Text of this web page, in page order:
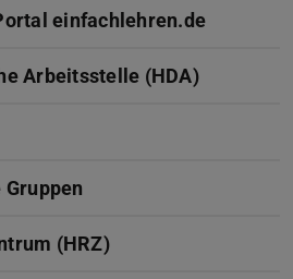
einfachlehren.de
Arbeitsstelle (HDA)
(HRZ)